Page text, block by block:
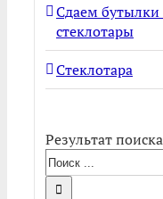
Сдаем
стеклотары
Стеклотара
Результат